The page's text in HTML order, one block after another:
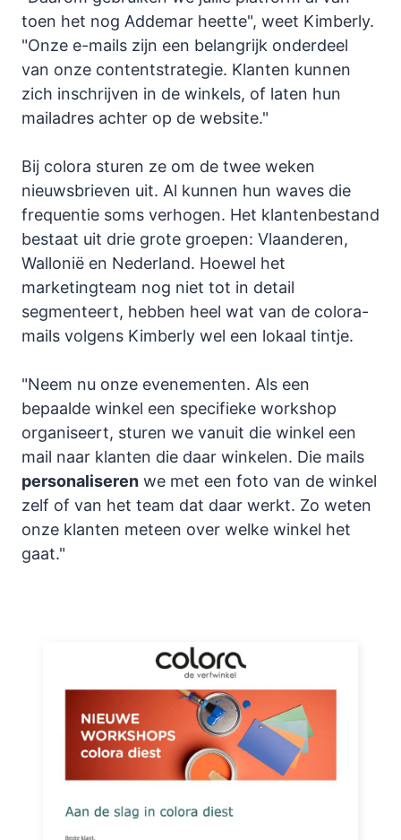
toen het nog Addemar heette", weet Kimberly.
"Onze e-mails zijn een belangrijk onderdeel
van onze contentstrategie. Klanten kunnen
zich inschrijven in de winkels, of laten hun
mailadres achter op de website."
Bij colora sturen ze om de twee weken
nieuwsbrieven uit. Al kunnen hun waves die
frequentie soms verhogen. Het klantenbestand
bestaat uit drie grote groepen: Vlaanderen,
Wallonië en Nederland. Hoewel het
marketingteam nog niet tot in detail
segmenteert, hebben heel wat van de colora-
mails volgens Kimberly wel een lokaal tintje.
"Neem nu onze evenementen. Als een
bepaalde winkel een specifieke workshop
organiseert, sturen we vanuit die winkel een
mail naar klanten die daar winkelen. Die mails
personaliseren we met een foto van de winkel
zelf of van het team dat daar werkt. Zo weten
onze klanten meteen over welke winkel het
gaat."